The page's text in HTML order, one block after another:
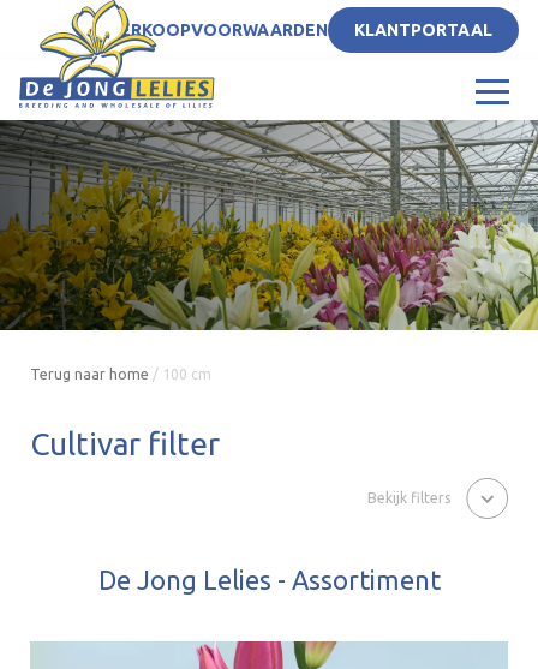
NLVERKOOPVOORWAARDEN KLANTPORTAAL
Terug naar home / 100 cm
Cultivar filter
Bekijk filters
De Jong Lelies - Assortiment